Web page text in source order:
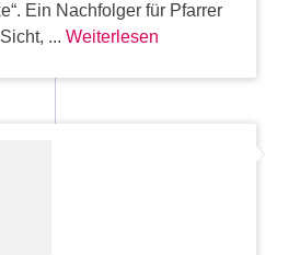
Ein Nachfolger für Pfarrer
...Weiterlesen